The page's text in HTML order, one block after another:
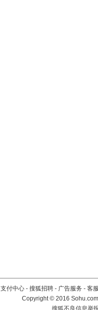
支付中心 - 搜狐招聘 - 广告服务 - 客
Copyright©2016
搜狐不良信息举